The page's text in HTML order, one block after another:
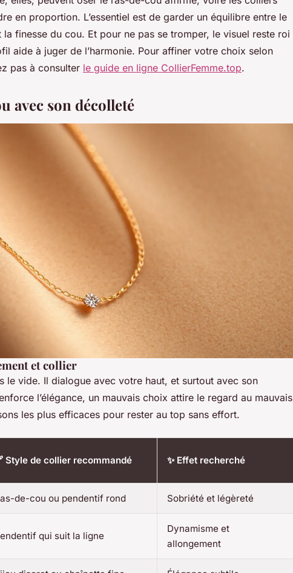
en proportion. L’essentiel est de garder un équilibre entre le
finesse du cou. Et pour ne pas se tromper, le visuel reste roi
aide à juger de l’harmonie. Pour affiner votre choix selon
pas à consulter le guide en ligne CollierFemme.top.
avec son décolleté
et collier
le vide. Il dialogue avec votre haut, et surtout avec son
l’élégance, un mauvais choix attire le regard au mauvais
les plus efficaces pour rester au top sans effort.
Style de collier recommandé ✨ Effet recherché
de-cou ou pendentif rond Sobriété et légèreté
qui suit la ligne
Dynamisme et
allongement